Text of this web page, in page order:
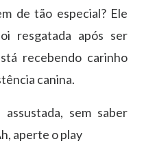
de tão especial? Ele
resgatada após ser
recebendo carinho
canina.
sem saber
aperte o play